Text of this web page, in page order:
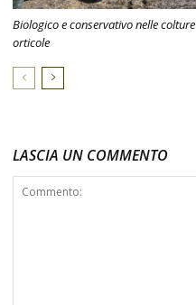
Biologico e conservativo nelle colture
orticole
LASCIA UN COMMENTO